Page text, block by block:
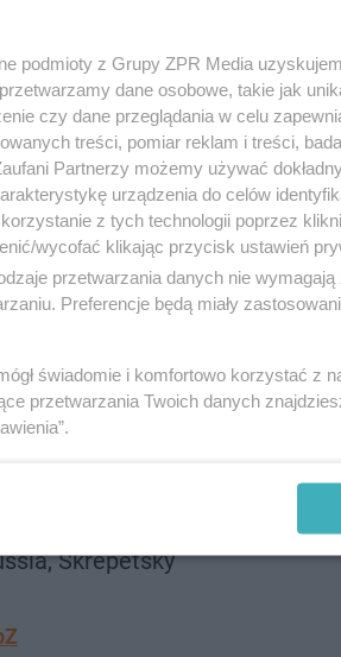
Poland: he had
murder took place
Belarus, where a
Skrepetsky
podmioty z Grupy ZPR Media
dane osobowe, takie jak
czy dane przeglądania w celu
treści, pomiar reklam i treści,
Partnerzy możemy używać
urządzenia do celów
z tych technologii poprzez
wycofać klikając przycisk ustawień
przetwarzania danych nie
Preferencje będą miały
świadomie i komfortowo korzystać z
przetwarzania Twoich danych